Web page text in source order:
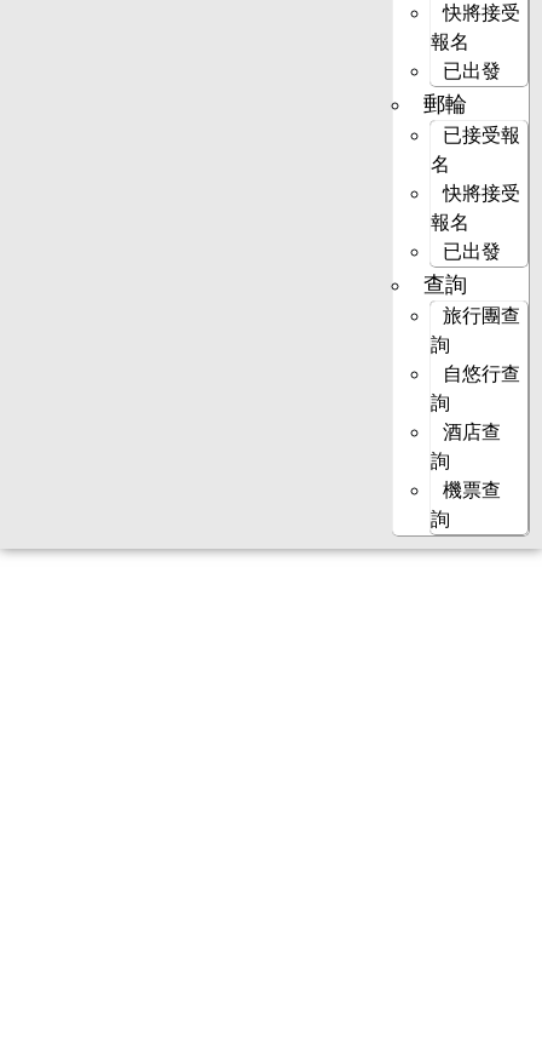
快將接受
報名
已出發
郵輪
已接受報
名
快將接受
報名
已出發
查詢
旅行團查
詢
自悠行查
詢
酒店查
詢
機票查
詢